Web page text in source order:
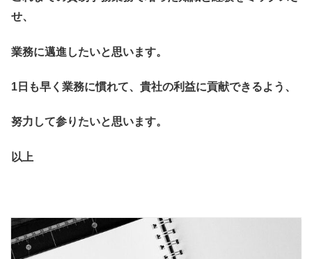
せ、
業務に邁進したいと思います。
1日も早く業務に慣れて、貴社の利益に貢献できるよう、
努力して参りたいと思います。
以上